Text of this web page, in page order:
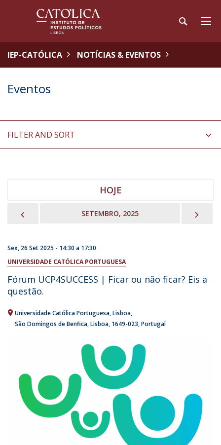
IEP-CATÓLICA NOTÍCIAS & EVENTOS
Eventos
FILTER AND SORT
HOJE
SETEMBRO, 2025
Sex, 26 Set 2025 - 14:30 a 17:30
UNIVERSIDADE CATÓLICA PORTUGUESA
Fórum UCP4SUCCESS | Ficar ou não ficar? Eis a
questão.
Universidade Católica Portuguesa Lisboa
São Domingos de Benfica, Lisboa 1649-023 Portugal